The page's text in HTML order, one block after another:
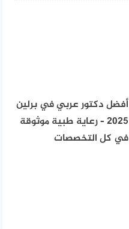
أفضل دكتور عربي في برلين
2025 – رعاية طبية موثوقة
في كل التخصصات